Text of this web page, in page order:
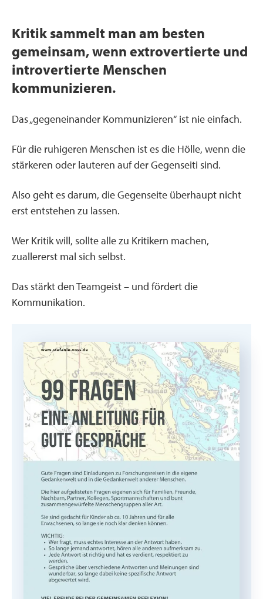
Kritik sammelt man am besten
gemeinsam, wenn extrovertierte und
introvertierte Menschen
kommunizieren.
Das „gegeneinander Kommunizieren“ ist nie einfach.
Für die ruhigeren Menschen ist es die Hölle, wenn die
stärkeren oder lauteren auf der Gegenseiti sind.
Also geht es darum, die Gegenseite überhaupt nicht
erst entstehen zu lassen.
Wer Kritik will, sollte alle zu Kritikern machen,
zuallererst mal sich selbst.
Das stärkt den Teamgeist – und fördert die
Kommunikation.